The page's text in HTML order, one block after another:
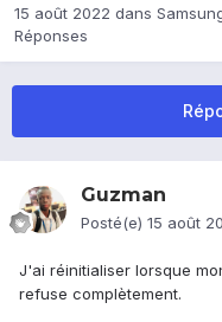
15 août 2022 dans
Réponses
Guzman
Posté(e) 15 août
J'ai réinitialiser lorsque
refuse complètement.